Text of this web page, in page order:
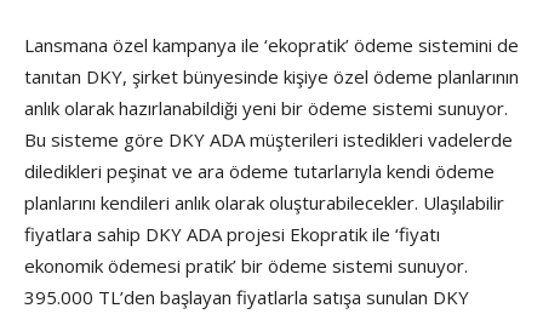
Lansmana özel kampanya ile ‘ekopratik’ ödeme sistemini de
tanıtan DKY, şirket bünyesinde kişiye özel ödeme planlarının
anlık olarak hazırlanabildiği yeni bir ödeme sistemi sunuyor.
Bu sisteme göre DKY ADA müşterileri istedikleri vadelerde
diledikleri peşinat ve ara ödeme tutarlarıyla kendi ödeme
planlarını kendileri anlık olarak oluşturabilecekler. Ulaşılabilir
fiyatlara sahip DKY ADA projesi Ekopratik ile ‘fiyatı
ekonomik ödemesi pratik’ bir ödeme sistemi sunuyor.
395.000 TL’den başlayan fiyatlarla satışa sunulan DKY